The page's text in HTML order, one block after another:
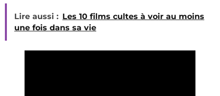
Lire aussi : Les 10 films cultes à voir au moins
une fois dans sa vie